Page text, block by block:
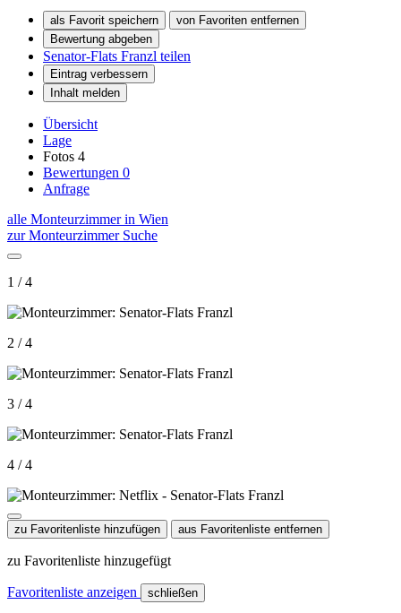
als Favorit speichern
von Favoriten entfernen
Bewertung abgeben
Senator-Flats Franzl teilen
Eintrag verbessern
Inhalt melden
Übersicht
Lage
Fotos 4
Bewertungen 0
Anfrage
alle Monteurzimmer in Wien
zur Monteurzimmer Suche
1 / 4
2 / 4
3 / 4
4 / 4
zu Favoritenliste hinzufügen aus Favoritenliste entfernen
zu Favoritenliste hinzugefügt
Favoritenliste anzeigen schließen